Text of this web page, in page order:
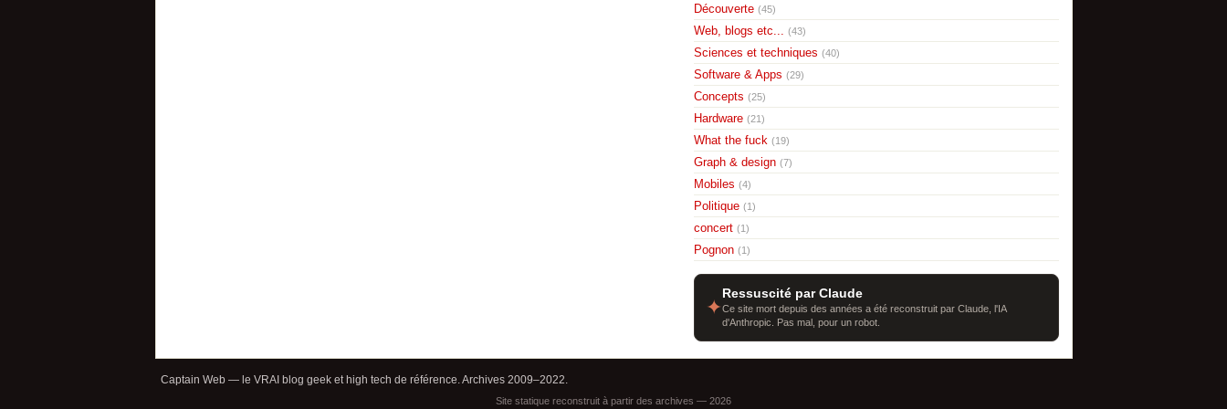
Découverte (45)
Web, blogs etc... (43)
Sciences et techniques (40)
Software & Apps (29)
Concepts (25)
Hardware (21)
What the fuck (19)
Graph & design (7)
Mobiles (4)
Politique (1)
concert (1)
Pognon (1)
✦
Ressuscité par Claude
Ce site mort depuis des années a été reconstruit par Claude, l'IA
d'Anthropic. Pas mal, pour un robot.
Captain Web — le VRAI blog geek et high tech de référence. Archives 2009–2022.
Site statique reconstruit à partir des archives — 2026